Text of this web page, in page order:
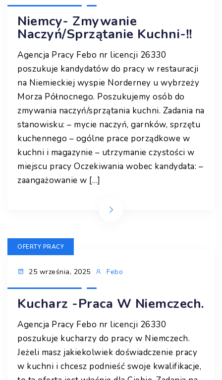
Niemcy- Zmywanie
Naczyń/sprzątanie Kuchni-!!
Agencja Pracy Febo nr licencji 26330
poszukuje kandydatów do pracy w restauracji
na Niemieckiej wyspie Norderney u wybrzeży
Morza Północnego. Poszukujemy osób do
zmywania naczyń/sprzątania kuchni. Zadania na
stanowisku: – mycie naczyń, garnków, sprzętu
kuchennego – ogólne prace porządkowe w
kuchni i magazynie – utrzymanie czystości w
miejscu pracy Oczekiwania wobec kandydata: –
zaangażowanie w […]
OFERTY PRACY
25 września, 2025 Febo
Kucharz -praca W Niemczech.
Agencja Pracy Febo nr licencji 26330
poszukuje kucharzy do pracy w Niemczech.
Jeżeli masz jakiekolwiek doświadczenie pracy
w kuchni i chcesz podnieść swoje kwalifikacje,